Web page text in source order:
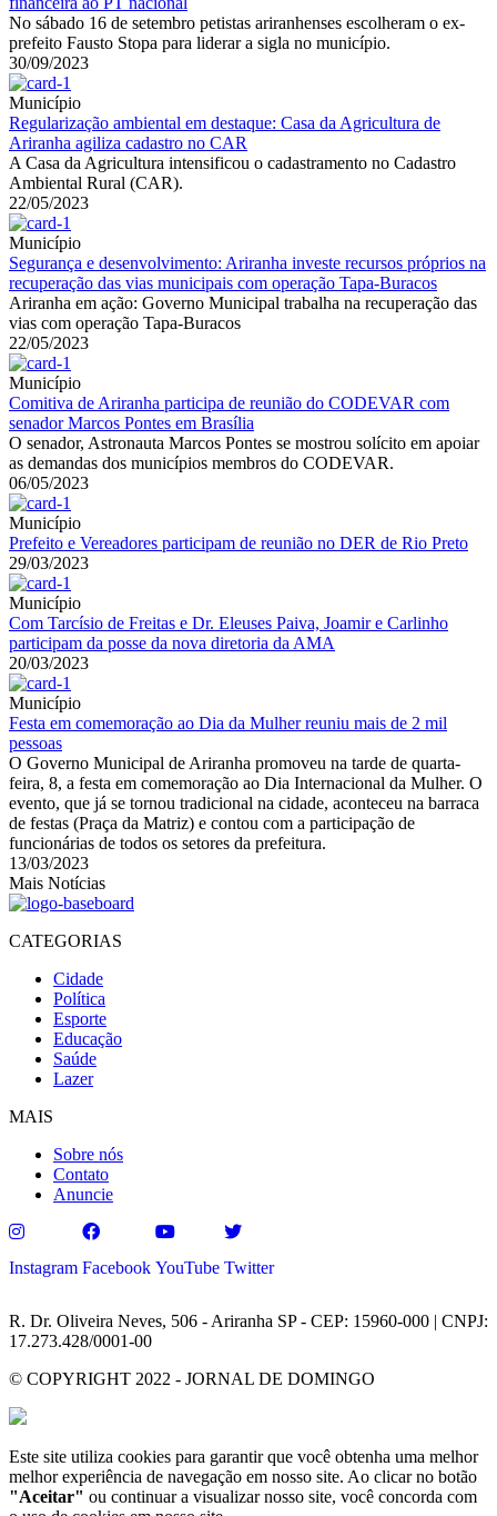
No sábado 16 de setembro petistas ariranhenses escolheram o ex-
prefeito Fausto Stopa para liderar a sigla no município.
30/09/2023
Município
Regularização ambiental em destaque: Casa da Agricultura de
Ariranha agiliza cadastro no CAR
A Casa da Agricultura intensificou o cadastramento no Cadastro
Ambiental Rural (CAR).
22/05/2023
Município
Segurança e desenvolvimento: Ariranha investe recursos próprios na
recuperação das vias municipais com operação Tapa-Buracos
Ariranha em ação: Governo Municipal trabalha na recuperação das
vias com operação Tapa-Buracos
22/05/2023
Município
Comitiva de Ariranha participa de reunião do CODEVAR com
senador Marcos Pontes em Brasília
O senador, Astronauta Marcos Pontes se mostrou solícito em apoiar
as demandas dos municípios membros do CODEVAR.
06/05/2023
Município
Prefeito e Vereadores participam de reunião no DER de Rio Preto
29/03/2023
Município
Com Tarcísio de Freitas e Dr. Eleuses Paiva, Joamir e Carlinho
participam da posse da nova diretoria da AMA
20/03/2023
Município
Festa em comemoração ao Dia da Mulher reuniu mais de 2 mil
pessoas
O Governo Municipal de Ariranha promoveu na tarde de quarta-
feira, 8, a festa em comemoração ao Dia Internacional da Mulher. O
evento, que já se tornou tradicional na cidade, aconteceu na barraca
de festas (Praça da Matriz) e contou com a participação de
funcionárias de todos os setores da prefeitura.
13/03/2023
Mais Notícias
CATEGORIAS
Cidade
Política
Esporte
Educação
Saúde
Lazer
MAIS
Sobre nós
Contato
Anuncie
Instagram Facebook YouTube Twitter
R. Dr. Oliveira Neves, 506 - Ariranha SP - CEP: 15960-000 | CNPJ:
17.273.428/0001-00
© COPYRIGHT 2022 - JORNAL DE DOMINGO
Este site utiliza cookies para garantir que você obtenha uma melhor
melhor experiência de navegação em nosso site. Ao clicar no botão
"Aceitar" ou continuar a visualizar nosso site, você concorda com